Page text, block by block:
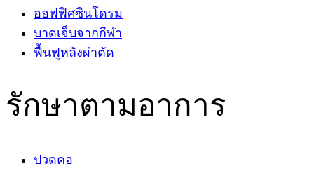
ออฟฟิศซินโดรม
บาดเจ็บจากกีฬา
ฟื้นฟูหลังผ่าตัด
รักษาตามอาการ
ปวดคอ